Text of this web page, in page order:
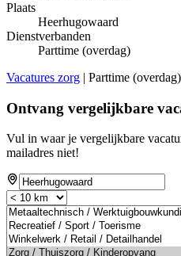
Plaats
Heerhugowaard
Dienstverbanden
Parttime (overdag)
Vacatures zorg | Parttime
Ontvang vergelijkbare
Vul in waar je vergelijkbare
mailadres niet!